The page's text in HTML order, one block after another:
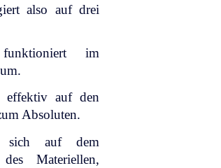
also auf drei
im
effektiv auf den
Absoluten.
sich auf dem
Materiellen,